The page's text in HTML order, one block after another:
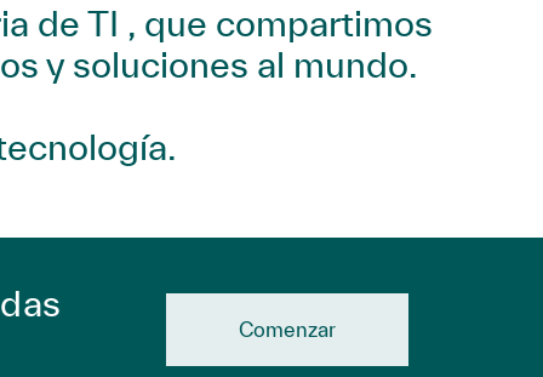
de TI , que compartimos
y soluciones al mundo.
Comenzar